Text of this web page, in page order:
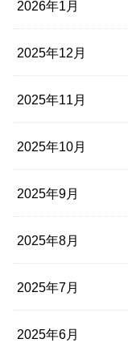
2026年1月
2025年12月
2025年11月
2025年10月
2025年9月
2025年8月
2025年7月
2025年6月